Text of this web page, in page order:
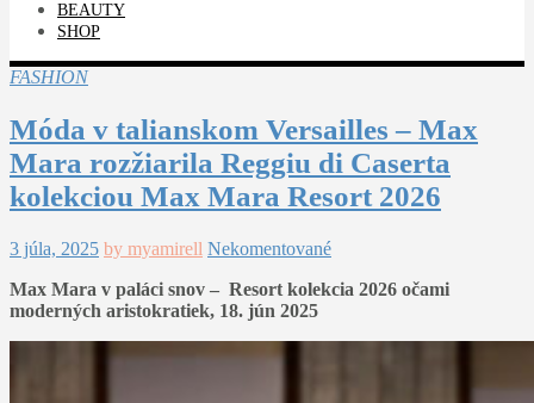
BEAUTY
SHOP
FASHION
Móda v talianskom Versailles – Max
Mara rozžiarila Reggiu di Caserta
kolekciou Max Mara Resort 2026
3 júla, 2025 by myamirell Nekomentované
Max Mara v paláci snov – Resort kolekcia 2026 očami
moderných aristokratiek, 18. jún 2025